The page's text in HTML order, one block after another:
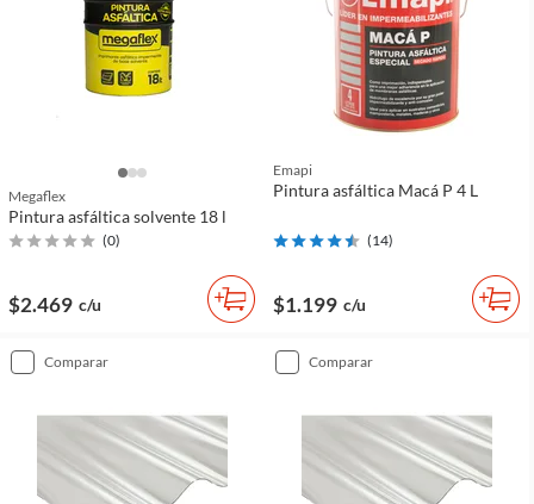
Megaflex
Pintura asfáltica solvente 18 l
(0)
$2.469 c/u
Emapi
Pintura asfáltica Macá P 4 L
(14)
$1.199 c/u
comparar comparar